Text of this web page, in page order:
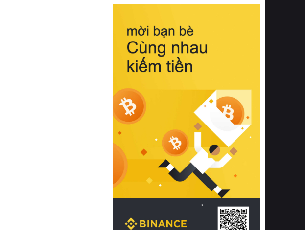
này, bạn sẽ cảm nhận rõ rệt sự khác
hồi chuẩn xác của phần đệm nâng đỡ
cột sống.
Bên cạnh đó, việc lựa chọn các dòng
sản phẩm đạt chuẩn chất lượng quốc
tế còn giúp ngăn ngừa tình trạng kích
khuẩn và nấm mốc trong điều kiện
thời tiết nóng ẩm. Bạn có thể tìm hiểu
thêm các nghiên cứu khoa học về tác
động của giấc ngủ và môi trường
phòng ngủ đối với sức khỏe con
người tại Sleep Foundation (External
Link) để có cái nhìn toàn diện hơn.
2. Các tiêu chí vàng khi lựa chọn
chăn ga gối đệm cao cấp cho phòng
ngủ
Để sở hữu một bộ chăn ga gối đệm
cao cấp hoàn hảo cả về thẩm mỹ lẫn
công năng, người tiêu dùng cần cân
nhắc kỹ lưỡng các tiêu chí quan trọng